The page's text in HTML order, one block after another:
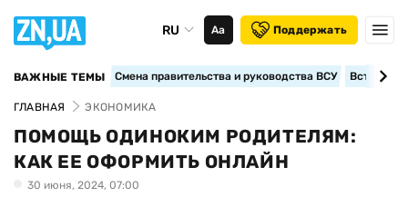
RU Аа Поддержать
ВАЖНЫЕ ТЕМЫ Смена правительства и руководства ВСУ
ГЛАВНАЯ ЭКОНОМИКА
ПОМОЩЬ ОДИНОКИМ РОДИТЕЛЯМ:
КАК ЕЕ ОФОРМИТЬ ОНЛАЙН
30 июня, 2024, 07:00